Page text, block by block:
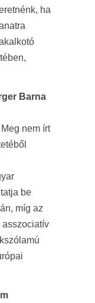
ha
Barna
nem írt
be
míg az
asszociatív